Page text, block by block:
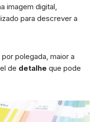
imagem digital,
para descrever a
polegada, maior a
de detalhe que pode